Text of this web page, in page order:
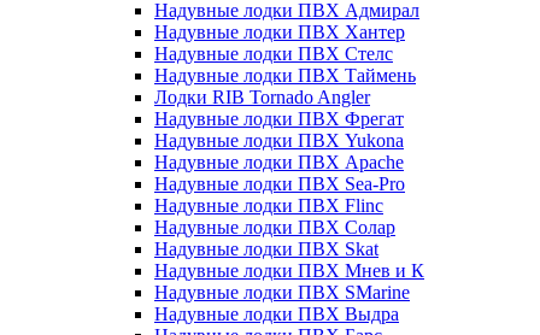
Надувные лодки ПВХ Адмирал
Надувные лодки ПВХ Хантер
Надувные лодки ПВХ Стелс
Надувные лодки ПВХ Таймень
Лодки RIB Tornado Angler
Надувные лодки ПВХ Фрегат
Надувные лодки ПВХ Yukona
Надувные лодки ПВХ Apache
Надувные лодки ПВХ Sea-Pro
Надувные лодки ПВХ Flinc
Надувные лодки ПВХ Солар
Надувные лодки ПВХ Skat
Надувные лодки ПВХ Мнев и К
Надувные лодки ПВХ SMarine
Надувные лодки ПВХ Выдра